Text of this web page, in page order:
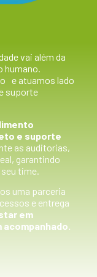
vai além da
humano.
e atuamos lado
suporte
e suporte
as auditorias,
garantindo
time.
uma parceria
e entrega
em